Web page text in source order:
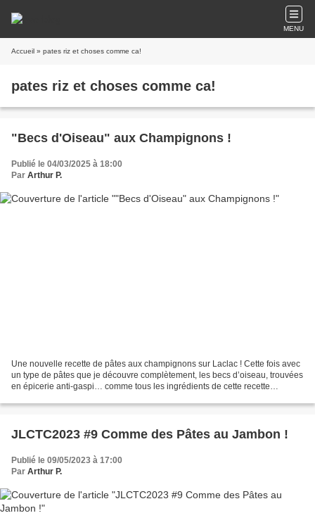
MENU
Accueil » pates riz et choses comme ca!
pates riz et choses comme ca!
"Becs d'Oiseau" aux Champignons !
Publié le 04/03/2025 à 18:00
Par Arthur P.
Une nouvelle recette de pâtes aux champignons sur Laclac ! Cette fois avec
un type de pâtes que je découvre complètement, les becs d’oiseau, trouvées
en épicerie anti-gaspi… comme tous les ingrédients de cette recette
JLCTC2023 #9 Comme des Pâtes au Jambon !
Publié le 09/05/2023 à 17:00
Par Arthur P.